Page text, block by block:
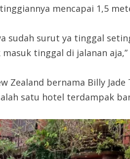
mencapai 1,5
sudah surut ya tinggal
tinggal di jalanan aja,”
Zealand bernama Billy
satu hotel terdampak